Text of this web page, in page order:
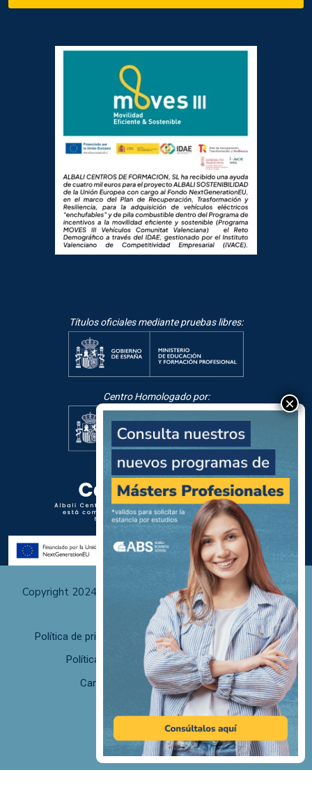
Títulos oficiales mediante pruebas libres:
Centro Homologado por:
Copyright 2024 Albali Centros de Formación | Todos los
derechos reservados
Política de privacidad
Políticas de uso y cookies
Política de calidad
F. desistimiento
Canal de Denuncias/Canal Ético